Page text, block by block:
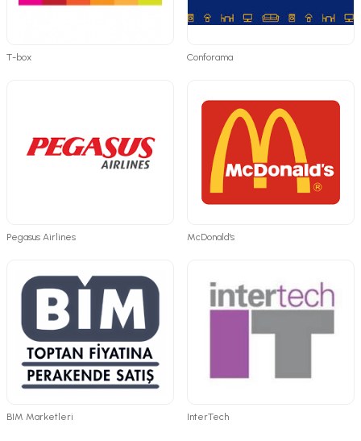
T-box Conforama
Pegasus Airlines McDonald's
BIM Marketleri InterTech